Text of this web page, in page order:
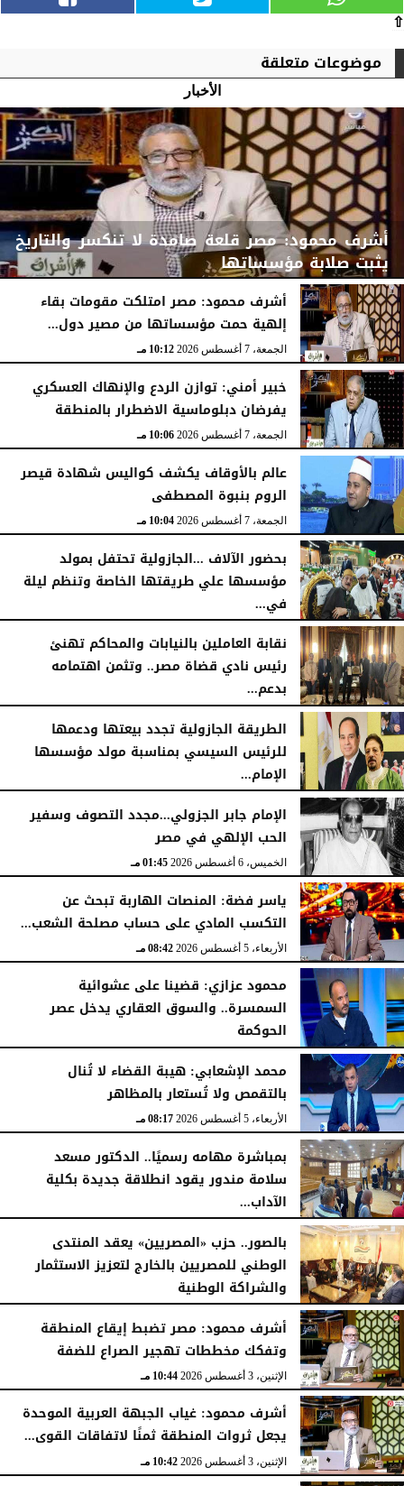
⇧
موضوعات متعلقة
الأخبار
أشرف محمود: مصر قلعة صامدة لا تنكسر والتاريخ
يثبت صلابة مؤسساتها
الجمعة، 7 أغسطس 2026 10:15 مـ
أشرف محمود: مصر امتلكت مقومات بقاء
إلهية حمت مؤسساتها من مصير دول...
الجمعة، 7 أغسطس 2026 10:12 مـ
خبير أمني: توازن الردع والإنهاك العسكري
يفرضان دبلوماسية الاضطرار بالمنطقة
الجمعة، 7 أغسطس 2026 10:06 مـ
عالم بالأوقاف يكشف كواليس شهادة قيصر
الروم بنبوة المصطفى
الجمعة، 7 أغسطس 2026 10:04 مـ
بحضور الآلاف ...الجازولية تحتفل بمولد
مؤسسها علي طريقتها الخاصة وتنظم ليلة
في...
الجمعة، 7 أغسطس 2026
نقابة العاملين بالنيابات والمحاكم تهنئ
رئيس نادي قضاة مصر.. وتثمن اهتمامه
بدعم...
الخميس، 6 أغسطس 2026
الطريقة الجازولية تجدد بيعتها ودعمها
للرئيس السيسي بمناسبة مولد مؤسسها
الإمام...
الخميس، 6 أغسطس 2026
الإمام جابر الجزولي...مجدد التصوف وسفير
الحب الإلهي في مصر
الخميس، 6 أغسطس 2026 01:45 مـ
ياسر فضة: المنصات الهاربة تبحث عن
التكسب المادي على حساب مصلحة الشعب...
الأربعاء، 5 أغسطس 2026 08:42 مـ
محمود عزازي: قضينا على عشوائية
السمسرة.. والسوق العقاري يدخل عصر
الحوكمة
الأربعاء، 5 أغسطس 2026
محمد الإشعابي: هيبة القضاء لا تُنال
بالتقمص ولا تُستعار بالمظاهر
الأربعاء، 5 أغسطس 2026 08:17 مـ
بمباشرة مهامه رسميًا.. الدكتور مسعد
سلامة مندور يقود انطلاقة جديدة بكلية
الآداب...
الأربعاء، 5 أغسطس 2026
بالصور.. حزب «المصريين» يعقد المنتدى
الوطني للمصريين بالخارج لتعزيز الاستثمار
والشراكة الوطنية
الثلاثاء، 4 أغسطس 2026
أشرف محمود: مصر تضبط إيقاع المنطقة
وتفكك مخططات تهجير الصراع للضفة
الإثنين، 3 أغسطس 2026 10:44 مـ
أشرف محمود: غياب الجبهة العربية الموحدة
يجعل ثروات المنطقة ثمنًا لاتفاقات القوى...
الإثنين، 3 أغسطس 2026 10:42 مـ